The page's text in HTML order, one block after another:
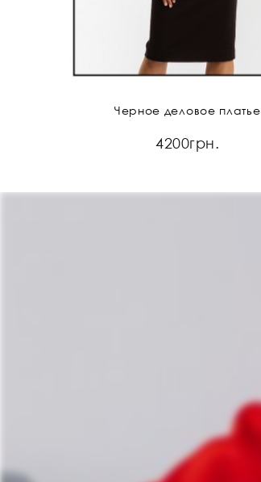
Черное деловое платье
4200грн.